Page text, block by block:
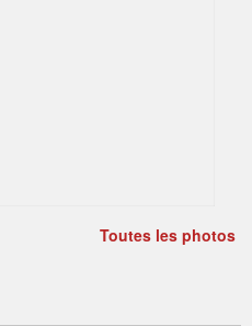
Toutes les photos